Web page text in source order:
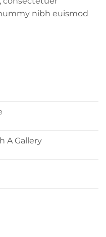
nibh euismod
A Gallery